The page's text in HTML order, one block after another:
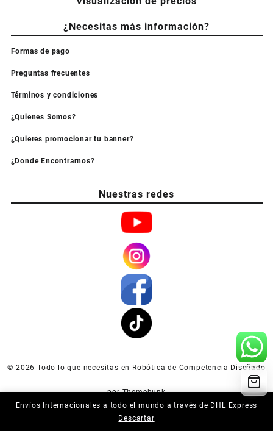
Envíos Internacionales a todo el mundo a través de DHL Express
Descartar
¿Necesitas más información?
Formas de pago
Preguntas frecuentes
Términos y condiciones
¿Quienes Somos?
¿Quieres promocionar tu banner?
¿Donde Encontrarnos?
Nuestras redes
© 2026 Todo lo que necesitas en Robótica de Competencia Diseñado
por Themehunk